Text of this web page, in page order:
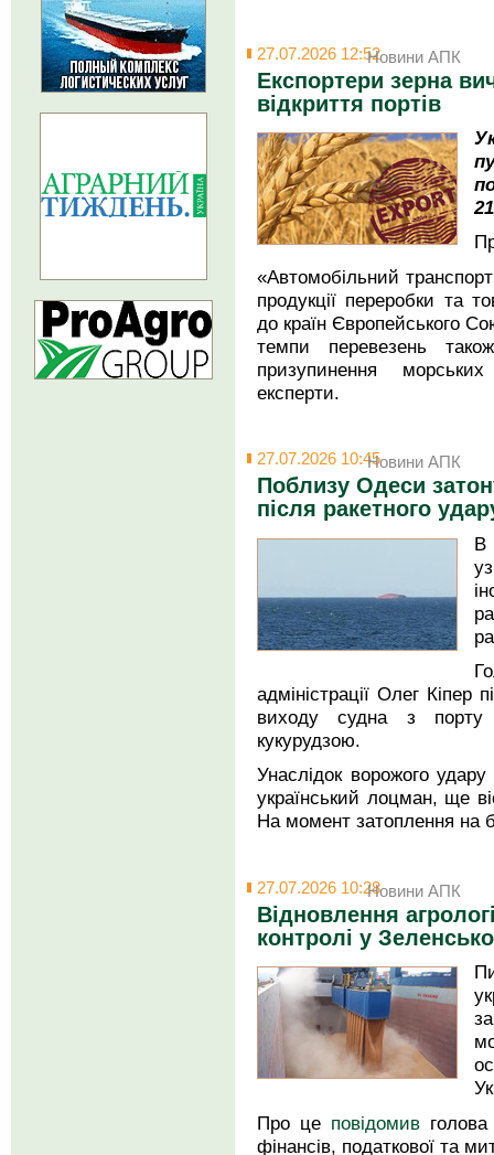
27.07.2026 12:52Новини АПК
Експортери зерна
відкриття портів
«Автомобільний
продукції переробки та
до країн Європейського
темпи перевезень
призупинення
експерти.
27.07.2026 10:45Новини АПК
Поблизу Одеси
після ракетного
В
адміністрації Олег
виходу судна з порту
кукурудзою.
Унаслідок ворожого
український лоцман, ще
На момент затоплення на
27.07.2026 10:28Новини АПК
Відновлення
контролі у
Про це повідомивголова
фінансів, податкової та